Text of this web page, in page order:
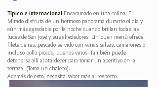
Típico e internacional Encaramado en una colina, El
Mirado disfruta de un hermoso panorama durante el día y
aún más agradable por la noche cuando brillan todas las
luces de San José y sus alrededores. Un buen menú ofrece
filete de res, pescado servido con varias salsas, camarones o
incluso pollo picado, buenos vinos. También puede
detenerse allí al atardecer para tomar un aperitivo en la
terraza. (Toma un chaleco).
Además de esto, necesita saber más al respecto.